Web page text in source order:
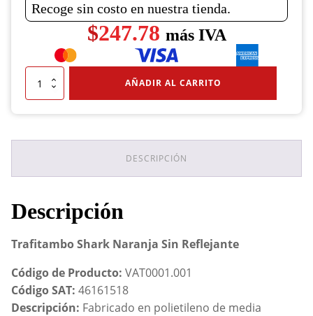
Recoge sin costo en nuestra tienda.
$247.78 más IVA
Trafitambo
Sin
AÑADIR AL CARRITO
DESCRIPCIÓN
Descripción
Trafitambo Shark Naranja Sin Reflejante
Código de Producto: VAT0001.001
Código SAT: 46161518
Descripción: Fabricado en polietileno de media